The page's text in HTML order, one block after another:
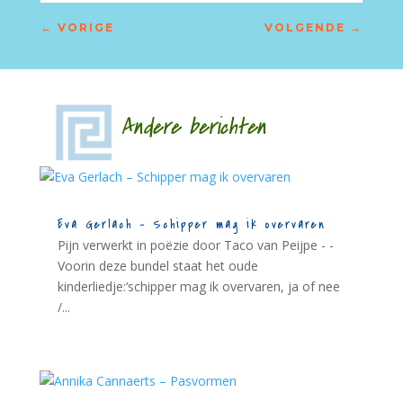
← VORIGE VOLGENDE →
Andere berichten
Eva Gerlach – Schipper mag ik overvaren
Pijn verwerkt in poëzie door Taco van Peijpe - -
Voorin deze bundel staat het oude
kinderliedje:‘schipper mag ik overvaren, ja of nee
/...